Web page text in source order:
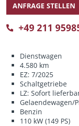
ANFRAGE STELLEN
+49 211
Dienstwagen
4.580 km
EZ: 7/2025
Schaltgetriebe
LZ: Sofort
Gelaendewagen/
Benzin
110 kW (149 PS)